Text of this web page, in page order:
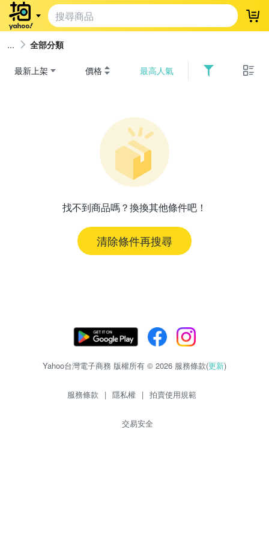
登
全部分類
最新上架 價格 最高人氣
找不到商品嗎？換換其他條件吧！
清除條件再搜尋
Yahoo台灣電子商務 版權所有 © 2026 服務條款(更新)
服務條款 | 隱私權 | 拍賣使用規範
交易安全